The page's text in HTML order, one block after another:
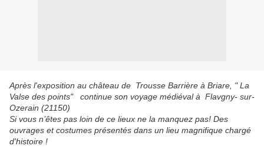
Après l'exposition au château de Trousse Barrière à Briare, " La
Valse des points" continue son voyage médiéval à Flavgny- sur-
Ozerain (21150)
Si vous n’êtes pas loin de ce lieux ne la manquez pas! Des
ouvrages et costumes présentés dans un lieu magnifique chargé
d'histoire !